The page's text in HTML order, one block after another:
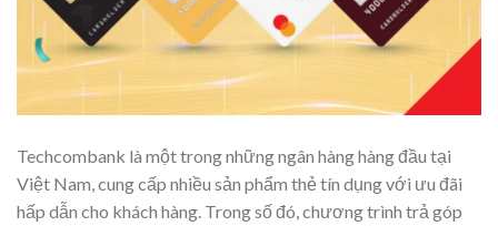
Techcombank là một trong những ngân hàng hàng đầu tại
Việt Nam, cung cấp nhiều sản phẩm thẻ tín dụng với ưu đãi
hấp dẫn cho khách hàng. Trong số đó, chương trình trả góp